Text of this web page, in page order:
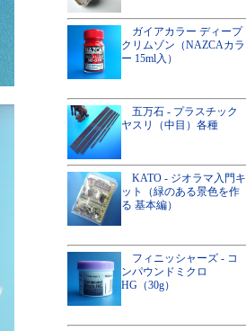
ガイアカラー ディープ
クリムゾン（NAZCAカラ
ー 15ml入）
五万石 - プラスチック
ヤスリ（中目）各種
KATO - ジオラマ入門キ
ット（緑のある景色を作
る 基本編）
フィニッシャーズ - コ
ンパウンドミクロ
HG（30g）